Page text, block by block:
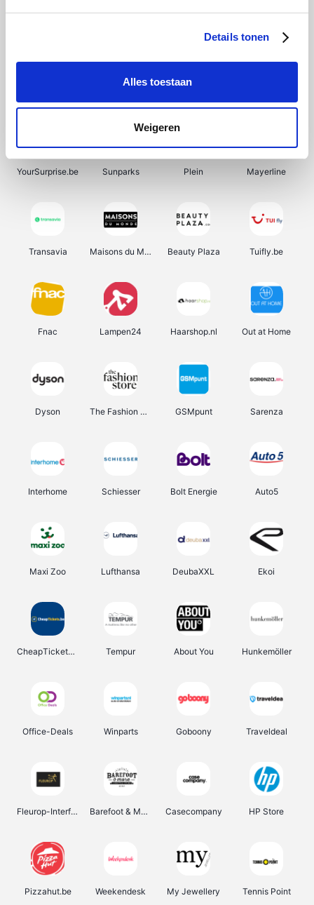
Details tonen
Alles toestaan
Weigeren
SupraBazar Shein Bergfreunde Smartwatchbanden
YourSurprise.be Sunparks Plein Mayerline
Transavia Maisons du Monde Beauty Plaza Tuifly.be
Fnac Lampen24 Haarshop.nl Out at Home
Dyson The Fashion Store GSMpunt Sarenza
Interhome Schiesser Bolt Energie Auto5
Maxi Zoo Lufthansa DeubaXXL Ekoi
CheapTickets.be Tempur About You Hunkemöller
Office-Deals Winparts Goboony Traveldeal
Fleurop-Interflora Barefoot & More Casecompany HP Store
Pizzahut.be Weekendesk My Jewellery Tennis Point